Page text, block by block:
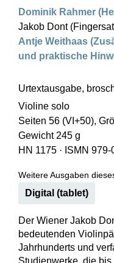
Dominik Rahmer
Jakob Dont
Antje Weithaas
und praktische
Urtextausgabe,
Violine solo
Seiten 56 (VI+50),
Gewicht 245 g
HN 1175 · ISMN
Weitere Ausgaben
Digital (tablet)
Der Wiener Jakob
bedeutenden
Jahrhunderts und
Studienwerke, die